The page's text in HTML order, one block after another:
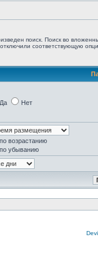
поиск. Поиск во
соответствующую
Да Нет
по возрастанию
по убыванию